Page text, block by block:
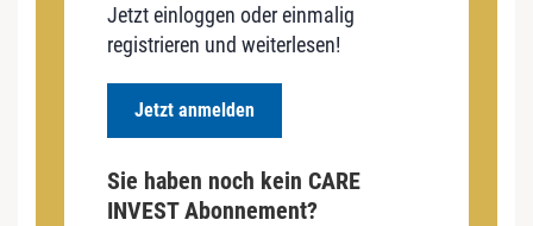
Jetzt einloggen oder einmalig
registrieren und weiterlesen!
Jetzt anmelden
Sie haben noch kein CARE
INVEST Abonnement?